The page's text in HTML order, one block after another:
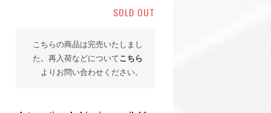
SOLD OUT
こちらの商品は完売いたしまし
た。再入荷などについてこちら
よりお問い合わせください。